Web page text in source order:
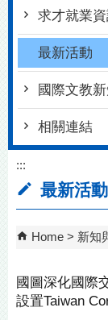
求才就業
最新活動
國際文教
相關連結
:::
最新活動
Home 新知
國圖深化國際
設置Taiwan